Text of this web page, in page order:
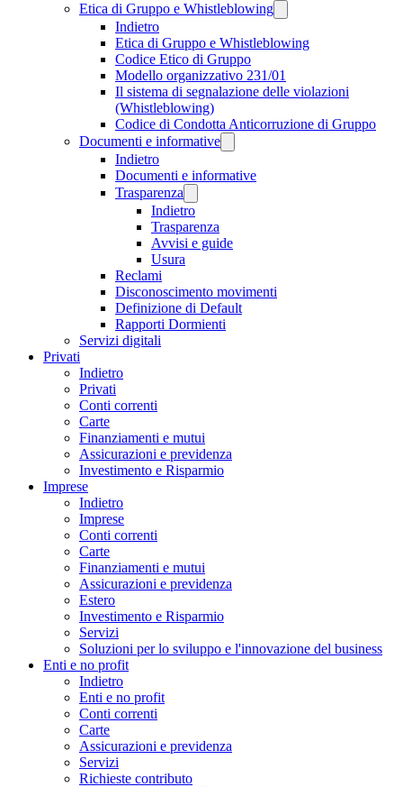
Etica di Gruppo e Whistleblowing
Indietro
Etica di Gruppo e Whistleblowing
Codice Etico di Gruppo
Modello organizzativo 231/01
Il sistema di segnalazione delle violazioni
(Whistleblowing)
Codice di Condotta Anticorruzione di Gruppo
Documenti e informative
Indietro
Documenti e informative
Trasparenza
Indietro
Trasparenza
Avvisi e guide
Usura
Reclami
Disconoscimento movimenti
Definizione di Default
Rapporti Dormienti
Servizi digitali
Privati
Indietro
Privati
Conti correnti
Carte
Finanziamenti e mutui
Assicurazioni e previdenza
Investimento e Risparmio
Imprese
Indietro
Imprese
Conti correnti
Carte
Finanziamenti e mutui
Assicurazioni e previdenza
Estero
Investimento e Risparmio
Servizi
Soluzioni per lo sviluppo e l'innovazione del business
Enti e no profit
Indietro
Enti e no profit
Conti correnti
Carte
Assicurazioni e previdenza
Servizi
Richieste contributo